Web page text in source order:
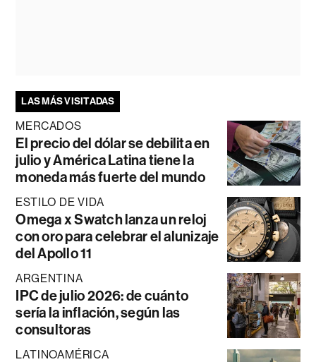
LAS MÁS VISITADAS
MERCADOS
El precio del dólar se debilita en
julio y América Latina tiene la
moneda más fuerte del mundo
ESTILO DE VIDA
Omega x Swatch lanza un reloj
con oro para celebrar el alunizaje
del Apollo 11
ARGENTINA
IPC de julio 2026: de cuánto
sería la inflación, según las
consultoras
LATINOAMÉRICA